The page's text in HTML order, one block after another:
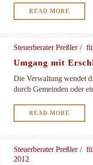
READ MORE
Steuerberater Preßler
Umgang mit
Die Verwaltung wendet
durch Gemeinden oder
READ MORE
Steuerberater Preßler
2012